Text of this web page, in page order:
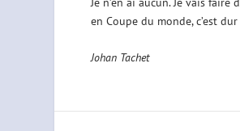
en Coupe du monde, c’est
Johan Tachet